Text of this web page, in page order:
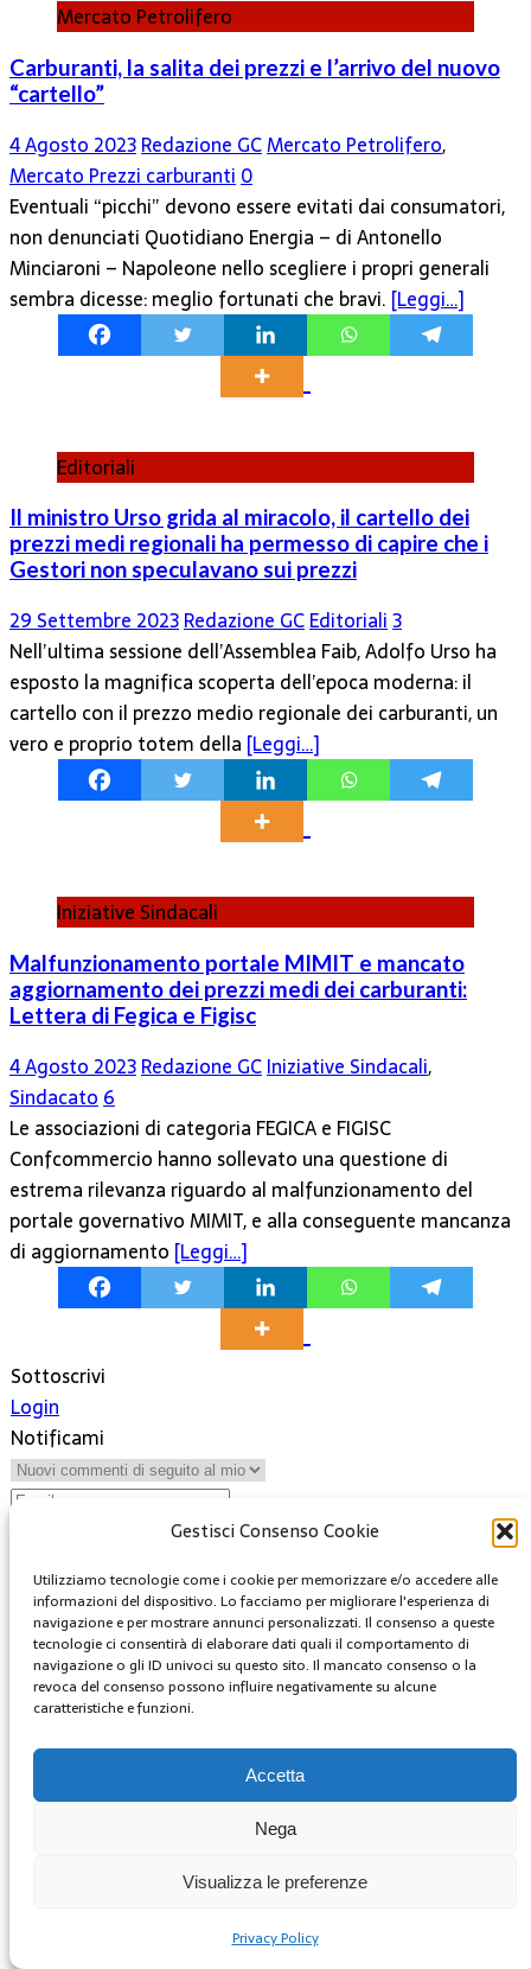
Gestisci Consenso Cookie
Utilizziamo tecnologie come i cookie per memorizzare e/o accedere alle
informazioni del dispositivo. Lo facciamo per migliorare l'esperienza di
navigazione e per mostrare annunci personalizzati. Il consenso a queste
tecnologie ci consentirà di elaborare dati quali il comportamento di
navigazione o gli ID univoci su questo sito. Il mancato consenso o la
revoca del consenso possono influire negativamente su alcune
caratteristiche e funzioni.
Accetta
Nega
Visualizza le preferenze
Privacy Policy
Mercato Petrolifero
Carburanti, la salita dei prezzi e l’arrivo del nuovo
“cartello”
4 Agosto 2023Redazione GCMercato Petrolifero,
Mercato Prezzi carburanti 0
Eventuali “picchi” devono essere evitati dai consumatori,
non denunciati Quotidiano Energia – di Antonello
Minciaroni – Napoleone nello scegliere i propri generali
sembra dicesse: meglio fortunati che bravi. [Leggi…]
Editoriali
Il ministro Urso grida al miracolo, il cartello dei
prezzi medi regionali ha permesso di capire che i
Gestori non speculavano sui prezzi
29 Settembre 2023Redazione GCEditoriali3
Nell’ultima sessione dell’Assemblea Faib, Adolfo Urso ha
esposto la magnifica scoperta dell’epoca moderna: il
cartello con il prezzo medio regionale dei carburanti, un
vero e proprio totem della [Leggi…]
Iniziative Sindacali
Malfunzionamento portale MIMIT e mancato
aggiornamento dei prezzi medi dei carburanti:
Lettera di Fegica e Figisc
4 Agosto 2023Redazione GCIniziative Sindacali,
Sindacato 6
Le associazioni di categoria FEGICA e FIGISC
Confcommercio hanno sollevato una questione di
estrema rilevanza riguardo al malfunzionamento del
portale governativo MIMIT, e alla conseguente mancanza
di aggiornamento [Leggi…]
Sottoscrivi
Login
Notificami
Commenti
più vecchi
più nuovipiù votati